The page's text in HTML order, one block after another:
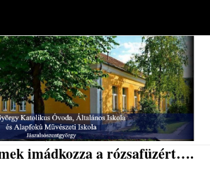
imádkozza a rózsafüzért….